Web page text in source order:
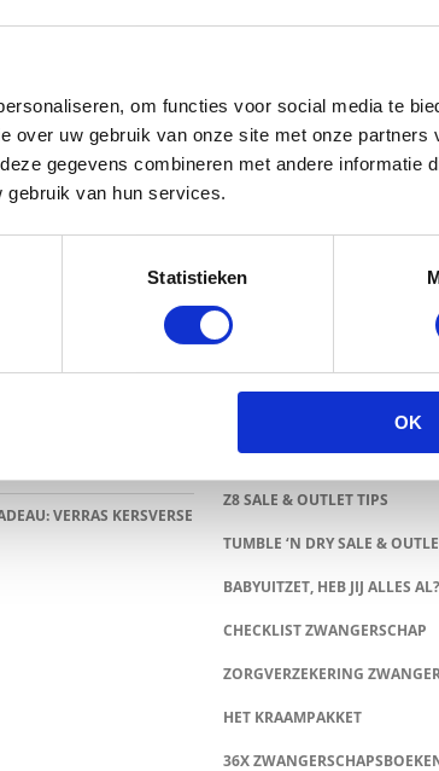
om functies voor social media te
over uw gebruik van onze site met onze partners
gegevens combineren met andere informatie
van hun services.
Statistieken
OK
VOOR GEZINNEN
MODERN
VERRAS KERSVERSE
ZOEKEN
MENU
CONTACT
53X BABY MERKKLEDING
GRATIS BABYDOZEN EN
40X BABY ROMPERS: LEUKE
Z8 SALE & OUTLET TIPS
TUMBLE ‘N DRY SALE &
BABYUITZET, HEB JIJ ALLES AL?
CHECKLIST ZWANGERSCHAP
ZORGVERZEKERING
HET KRAAMPAKKET
36X